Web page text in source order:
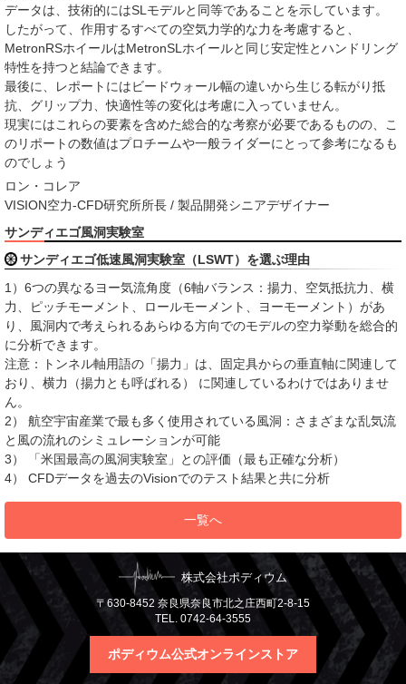
データは、技術的にはSLモデルと同等であることを示しています。
したがって、作用するすべての空気力学的な力を考慮すると、
MetronRSホイールはMetronSLホイールと同じ安定性とハンドリング
特性を持つと結論できます。
最後に、レポートにはビードウォール幅の違いから生じる転がり抵
抗、グリップ力、快適性等の変化は考慮に入っていません。
現実にはこれらの要素を含めた総合的な考察が必要であるものの、こ
のリポートの数値はプロチームや一般ライダーにとって参考になるも
のでしょう
ロン・コレア
VISION空力-CFD研究所所長 / 製品開発シニアデザイナー
サンディエゴ風洞実験室
サンディエゴ低速風洞実験室（LSWT）を選ぶ理由
1）6つの異なるヨー気流角度（6軸バランス：揚力、空気抵抗力、横
力、ピッチモーメント、ロールモーメント、ヨーモーメント）があ
り、風洞内で考えられるあらゆる方向でのモデルの空力挙動を総合的
に分析できます。
注意：トンネル軸用語の「揚力」は、固定具からの垂直軸に関連して
おり、横力（揚力とも呼ばれる） に関連しているわけではありませ
ん。
2） 航空宇宙産業で最も多く使用されている風洞：さまざまな乱気流
と風の流れのシミュレーションが可能
3） 「米国最高の風洞実験室」との評価（最も正確な分析）
4） CFDデータを過去のVisionでのテスト結果と共に分析
一覧へ
株式会社ポディウム
〒630-8452 奈良県奈良市北之庄西町2-8-15
TEL. 0742-64-3555
ポディウム公式オンラインストア